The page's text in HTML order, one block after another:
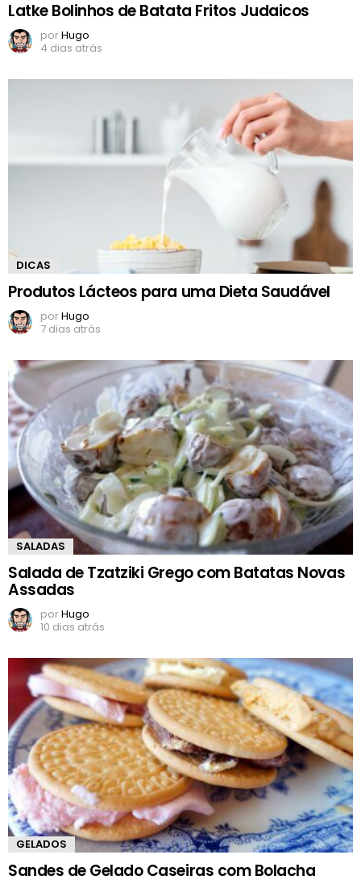
Latke Bolinhos de Batata Fritos Judaicos
porHugo
4 dias atrás
DICAS
Produtos Lácteos para uma Dieta Saudável
porHugo
7 dias atrás
SALADAS
Salada de Tzatziki Grego com Batatas Novas
Assadas
porHugo
10 dias atrás
GELADOS
Sandes de Gelado Caseiras com Bolacha